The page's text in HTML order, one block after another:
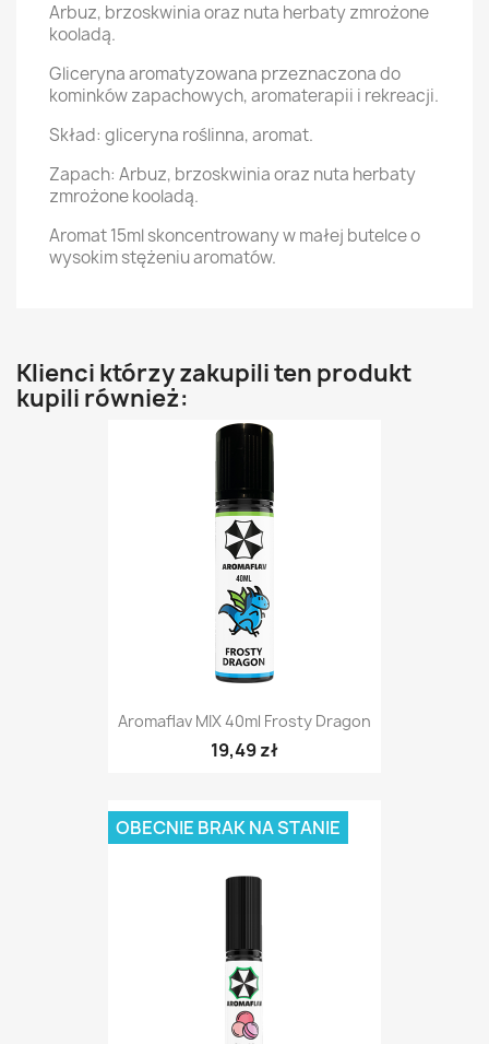
Arbuz, brzoskwinia oraz nuta herbaty zmrożone
kooladą.
Gliceryna aromatyzowana przeznaczona do
kominków zapachowych, aromaterapii i rekreacji.
Skład: gliceryna roślinna, aromat.
Zapach: Arbuz, brzoskwinia oraz nuta herbaty
zmrożone kooladą.
Aromat 15ml skoncentrowany w małej butelce o
wysokim stężeniu aromatów.
Klienci którzy zakupili ten produkt
kupili również:
Aromaflav MIX 40ml Frosty Dragon
19,49 zł
OBECNIE BRAK NA STANIE